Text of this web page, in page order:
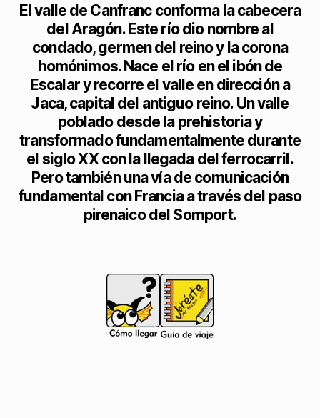
El valle de Canfranc conforma la cabecera
del Aragón. Este río dio nombre al
condado, germen del reino y la corona
homónimos. Nace el río en el ibón de
Escalar y recorre el valle en dirección a
Jaca, capital del antiguo reino. Un valle
poblado desde la prehistoria y
transformado fundamentalmente durante
el siglo XX con la llegada del ferrocarril.
Pero también una vía de comunicación
fundamental con Francia a través del paso
pirenaico del Somport.